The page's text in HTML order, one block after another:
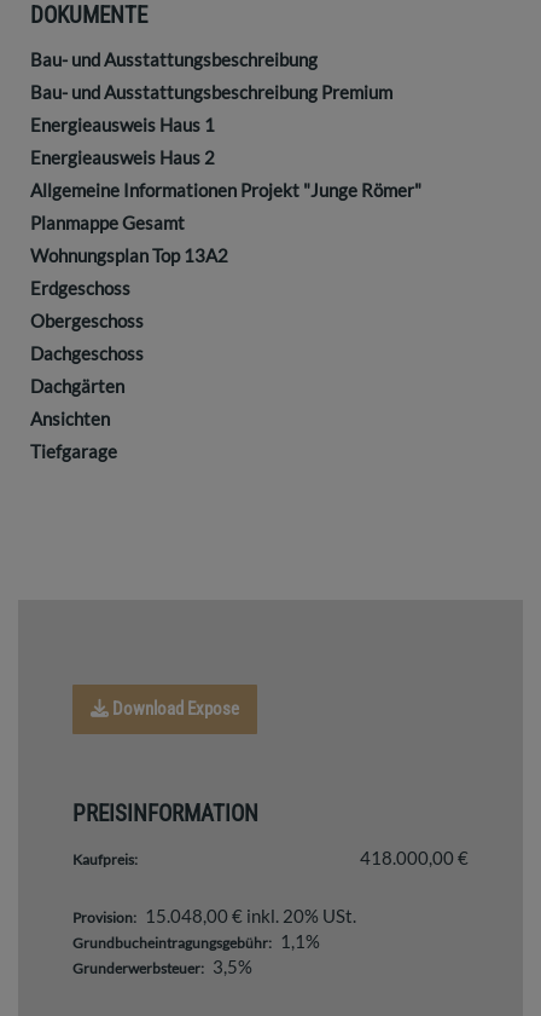
DOKUMENTE
Bau- und Ausstattungsbeschreibung
Bau- und Ausstattungsbeschreibung Premium
Energieausweis Haus 1
Energieausweis Haus 2
Allgemeine Informationen Projekt "Junge Römer"
Planmappe Gesamt
Wohnungsplan Top 13A2
Erdgeschoss
Obergeschoss
Dachgeschoss
Dachgärten
Ansichten
Tiefgarage
Download Expose
PREISINFORMATION
Kaufpreis: 418.000,00 €
Provision: 15.048,00 € inkl. 20% USt.
Grundbucheintragungsgebühr: 1,1%
Grunderwerbsteuer: 3,5%